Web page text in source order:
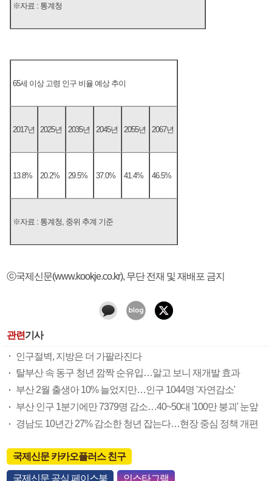
※자료 : 통계청
65세 이상 고령 인구 비율 예상 추이
2017년 2025년 2035년 2045년 2055년 2067년
13.8% 20.2% 29.5% 37.0% 41.4% 46.5%
※자료 : 통계청, 중위 추계 기준
ⓒ국제신문(www.kookje.co.kr), 무단 전재 및 재배포 금지
관련기사
인구절벽, 지방은 더 가팔라진다
탈부산 속 동구 청년 깜짝 순유입…알고 보니 재개발 효과
부산 2월 출생아 10% 늘었지만…인구 1044명 '자연감소'
부산 인구 1분기에만 7379명 감소…40~50대 '100만 붕괴' 눈앞
경남도 10년간 27% 감소한 청년 잡는다…현장 중심 정책 개편
국제신문 카카오플러스 친구
국제신문 공식 페이스북 인스타그램